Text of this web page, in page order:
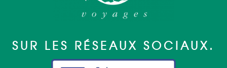
SUR LES RÉSEAUX SOCIAUX.